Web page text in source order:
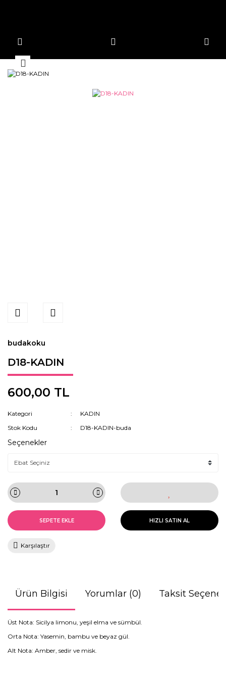
budakoku
D18-KADIN
600,00 TL
Kategori
KADIN
Stok Kodu
D18-KADIN-buda
Seçenekler
SEPETE EKLE HIZLI SATIN AL
Karşılaştır
Ürün Bilgisi Yorumlar (0) Taksit
Üst Nota: Sicilya limonu, yeşil elma ve sümbül.
Orta Nota: Yasemin, bambu ve beyaz gül.
Alt Nota: Amber, sedir ve misk.